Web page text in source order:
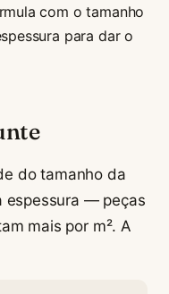
com o tamanho
para dar o
do tamanho da
espessura — peças
mais por m². A